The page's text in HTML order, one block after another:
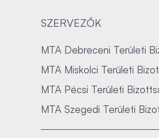
SZERVEZŐK
MTA Debreceni Területi
MTA Miskolci Területi
MTA Pécsi Területi
MTA Szegedi Területi